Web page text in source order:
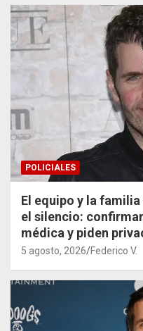
POLICIALES
El equipo y la
el silencio:
médica y piden
5 agosto, 2026 Federico V.